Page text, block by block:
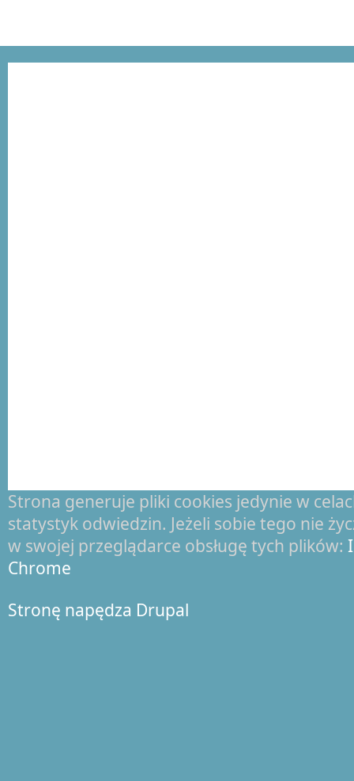
Strona generuje pliki cookies jedynie w
statystyk odwiedzin. Jeżeli sobie tego nie
w swojej przeglądarce obsługę tych plików:
Chrome
Stronę napędza Drupal